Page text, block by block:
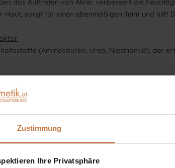
Zustimmung
Ihre Privatsphäre
das Auftreten von Akne, verbessert die
Haut, sorgt für einen ebenmäßigen Teint und hilft
(Aminosäuren, Urea, Niacinamid), der
Lactate, Sodium PCA, Glycine, Fructose, Urea,
Acid, Sodium Benzoate, D-Limonene